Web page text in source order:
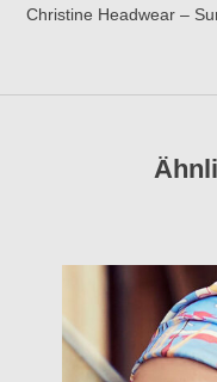
Christine Headwear –